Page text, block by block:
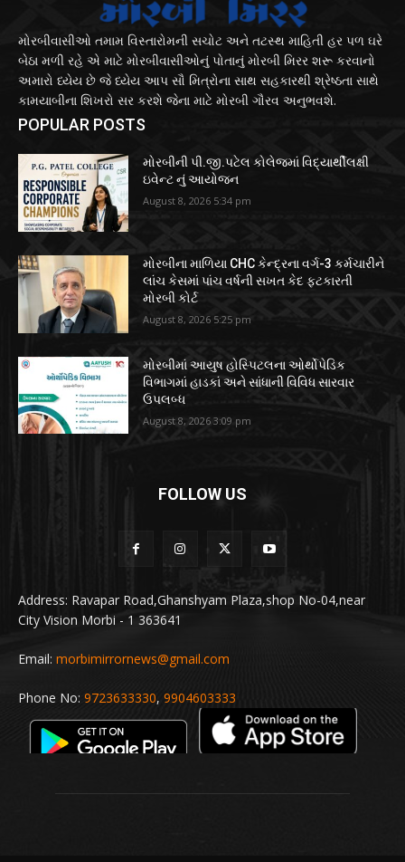
મોરબીવાસીઓ તમામ વિસ્તારોમની સચોટ અને તટસ્થ માહિતી હર પળ ઘરે
બેઠા મળી રહે એ માટે મોરબીવાસીઓનું પોતાનું મોરબી મિરર શરૂ કરવાનો
અમારો ધ્યેય છે જે ધ્યેય આપ સૌ મિત્રોના સાથ સહકારથી શ્રેષ્ઠતા સાથે
કામયાબીના શિખરો સર કરશે જેના માટે મોરબી ગૌરવ અનુભવશે.
POPULAR POSTS
મોરબીની પી.જી.પટેલ કોલેજમાં વિદ્યાર્થીલક્ષી
ઇવેન્ટ નું આયોજન
August 8, 2026 5:34 pm
મોરબીના માળિયા CHC કેન્દ્રના વર્ગ-3 કર્મચારીને
લાંચ કેસમાં પાંચ વર્ષની સખત કેદ ફટકારતી
મોરબી કોર્ટ
August 8, 2026 5:25 pm
મોરબીમાં આયુષ હોસ્પિટલના ઓર્થોપેડિક
વિભાગમાં હાડકાં અને સાંધાની વિવિધ સારવાર
ઉપલબ્ધ
August 8, 2026 3:09 pm
FOLLOW US
Address: Ravapar Road,Ghanshyam Plaza,shop No-04,near
City Vision Morbi - 1 363641
Email: morbimirrornews@gmail.com
Phone No: 9723633330, 9904603333